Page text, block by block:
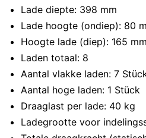
Lade diepte: 398 mm
Lade hoogte (ondiep): 80
Hoogte lade (diep): 165 mm
Laden totaal: 8
Aantal vlakke laden: 7
Aantal hoge laden: 1 Stück
Draaglast per lade: 40 kg
Ladegrootte voor